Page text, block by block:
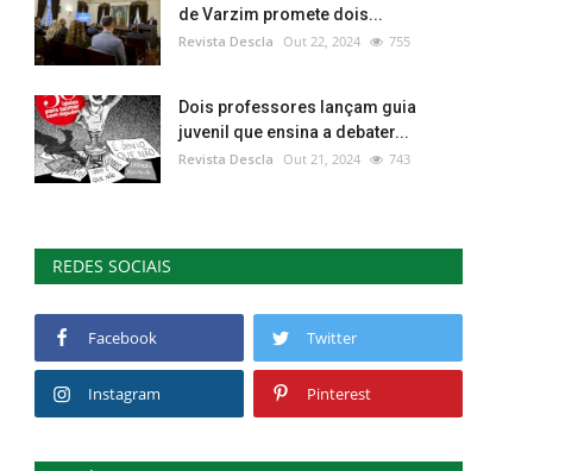
de Varzim promete dois...
Revista Descla Out 22, 2024 755
Dois professores lançam guia
juvenil que ensina a debater...
Revista Descla Out 21, 2024 743
REDES SOCIAIS
Facebook Twitter
Instagram Pinterest